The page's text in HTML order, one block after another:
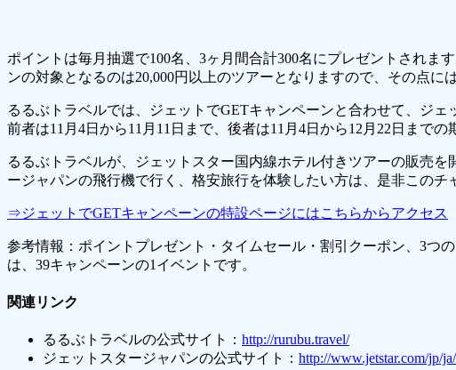
ポイントは毎月抽選で100名、3ヶ月間合計300名にプレゼントされ
ンの対象となるのは20,000円以上のツアーとなりますので、その点に
るるぶトラベルでは、ジェットでGETキャンペーンと合わせて、ジ
前者は11月4日から11月11日まで、後者は11月4日から12月22日までの
るるぶトラベルが、ジェットスター国内線ホテル付きツアーの販売
ージャパンの飛行機で行く、格安旅行を体験したい方は、是非このチ
⇒ジェットでGETキャンペーンの特設ページにはこちらからアクセス
参考情報：ポイントプレゼント・タイムセール・割引クーポン、3つ
は、39キャンペーンの1イベントです。
関連リンク
るるぶトラベルの公式サイト： http://rurubu.travel/
ジェットスタージャパンの公式サイト： http://www.jetstar.com/jp/